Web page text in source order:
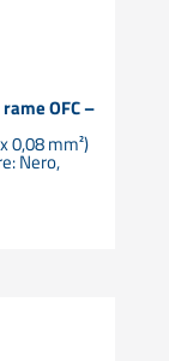
OFC –
0,08 mm²)
Nero,